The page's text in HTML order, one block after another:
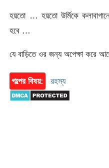
হয়তো … হয়তো উর্মিকে
হবে …
যে বাড়িতে ওর জন্য অপেক্ষা করে
গল্পের বিষয়: রহস্য